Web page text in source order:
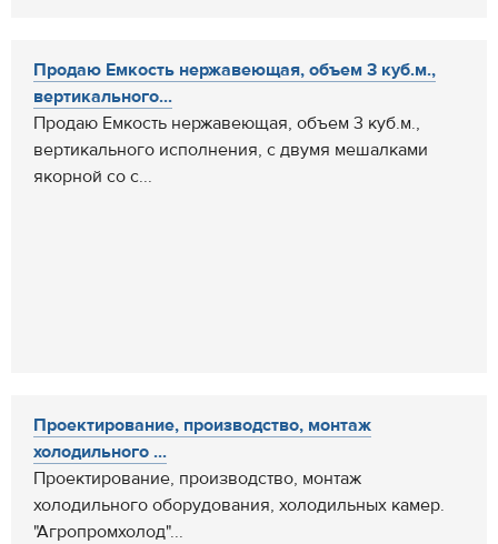
Продаю Емкость нержавеющая, объем 3 куб.м.,
вертикального...
Продаю Емкость нержавеющая, объем 3 куб.м.,
вертикального исполнения, с двумя мешалками
якорной со с...
Проектирование, производство, монтаж
холодильного ...
Проектирование, производство, монтаж
холодильного оборудования, холодильных камер.
"Агропромхолод"...